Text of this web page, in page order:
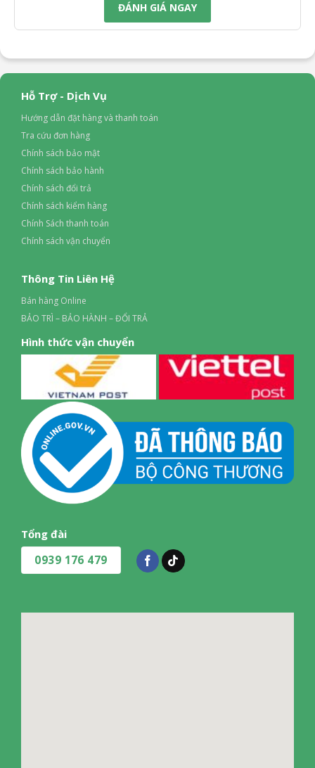
ĐÁNH GIÁ NGAY
Hỗ Trợ - Dịch Vụ
Hướng dẫn đặt hàng và thanh toán
Tra cứu đơn hàng
Chính sách bảo mật
Chính sách bảo hành
Chính sách đổi trả
Chính sách kiểm hàng
Chính Sách thanh toán
Chính sách vận chuyển
Thông Tin Liên Hệ
Bán hàng Online
BẢO TRÌ – BẢO HÀNH – ĐỔI TRẢ
Hình thức vận chuyển
Tổng đài
0939 176 479